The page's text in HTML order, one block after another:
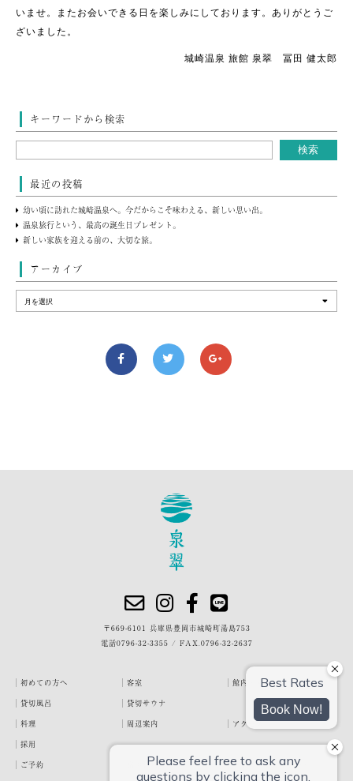
いませ。またお会いできる日を楽しみにしております。ありがとうご
ざいました。
城崎温泉 旅館 泉翠 冨田 健太郎
キーワードから検索
最近の投稿
幼い頃に訪れた城崎温泉へ。今だからこそ味わえる、新しい思い出。
温泉旅行という、最高の誕生日プレゼント。
新しい家族を迎える前の、大切な旅。
アーカイブ
〒669-6101 兵庫県豊岡市城崎町湯島753
電話0796-32-3355 / FAX.0796-32-2637
初めての方へ 客室
館内・施設
貸切風呂
貸切サウナ
料理
周辺案内
アクセス
採用
ご予約
宿泊約款
プライバシーポリシー